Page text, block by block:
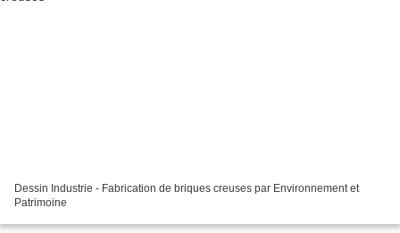
Dessin Industrie - Fabrication de briques creuses par Environnement et
Patrimoine